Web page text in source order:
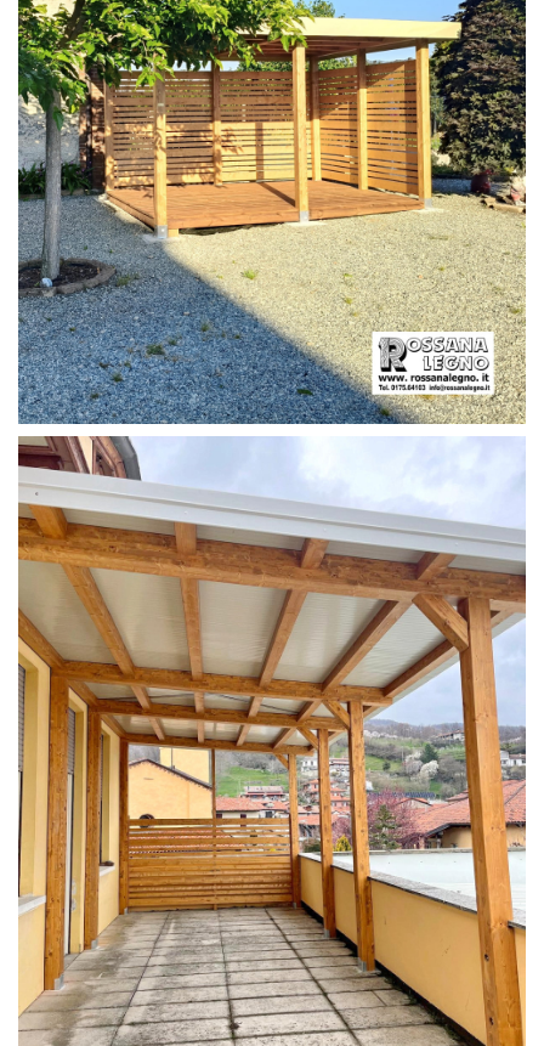
PERGOLA CON PAVIMENTO E FRANGIVISTA